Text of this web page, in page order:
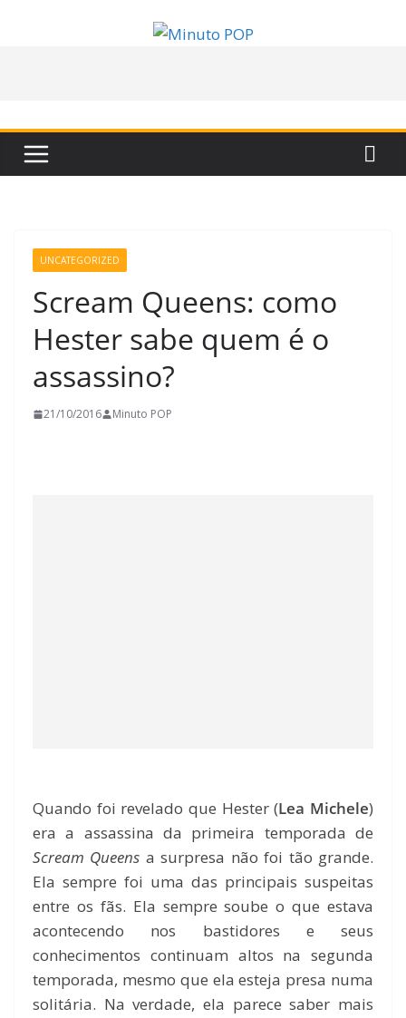
UNCATEGORIZED
Scream Queens: como
Hester sabe quem é o
assassino?
21/10/2016 Minuto POP
Quando foi revelado que Hester (Lea Michele)
era a assassina da primeira temporada de
Scream Queens a surpresa não foi tão grande.
Ela sempre foi uma das principais suspeitas
entre os fãs. Ela sempre soube o que estava
acontecendo nos bastidores e seus
conhecimentos continuam altos na segunda
temporada, mesmo que ela esteja presa numa
solitária. Na verdade, ela parece saber mais